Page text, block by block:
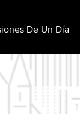
De Un Día